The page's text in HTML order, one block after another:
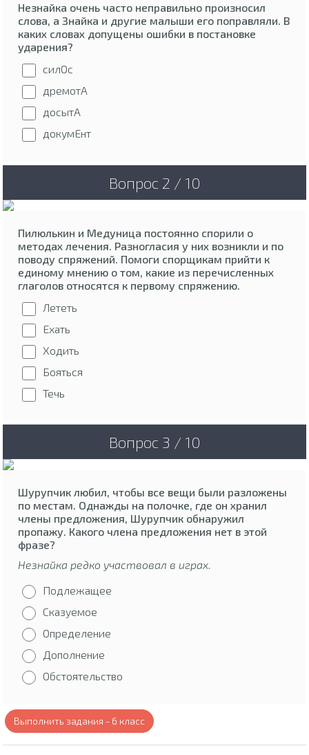
Незнайка очень часто неправильно произносил
слова, а Знайка и другие малыши его поправляли. В
каких словах допущены ошибки в постановке
ударения?
силОс
дремотА
досытА
докумЕнт
Вопрос 2 / 10
Пилюлькин и Медуница постоянно спорили о
методах лечения. Разногласия у них возникли и по
поводу спряжений. Помоги спорщикам прийти к
единому мнению о том, какие из перечисленных
глаголов относятся к первому спряжению.
Лететь
Ехать
Ходить
Бояться
Течь
Вопрос 3 / 10
Шурупчик любил, чтобы все вещи были разложены
по местам. Однажды на полочке, где он хранил
члены предложения, Шурупчик обнаружил
пропажу. Какого члена предложения нет в этой
фразе?
Незнайка редко участвовал в играх.
Подлежащее
Сказуемое
Определение
Дополнение
Обстоятельство
Выполнить задания - 6 класс